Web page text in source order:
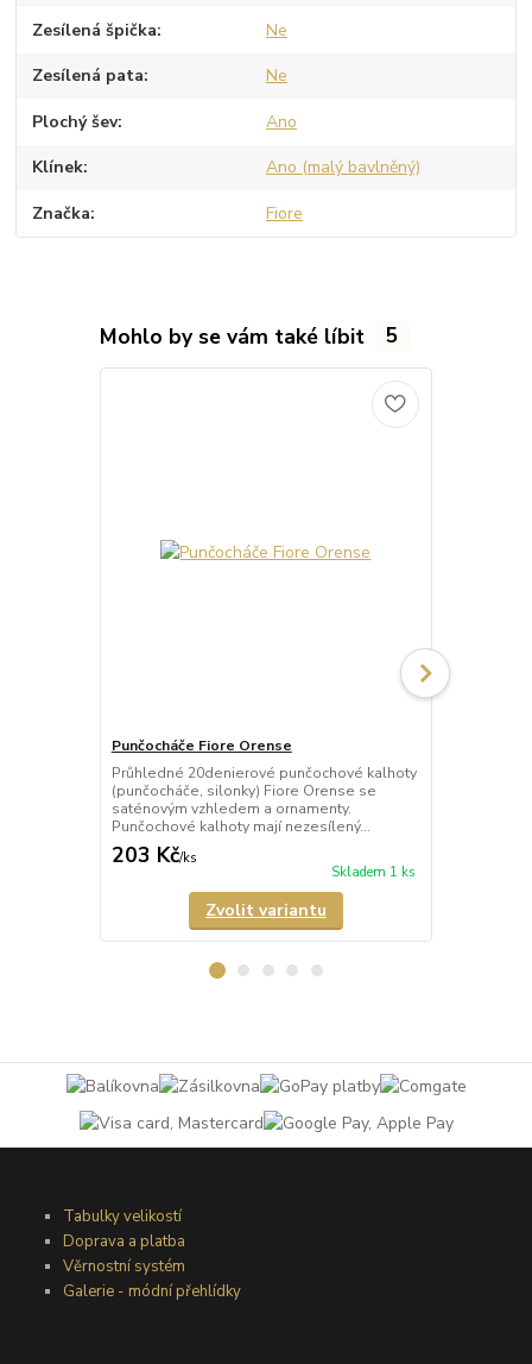
Zesílená špička Ne
Zesílená pata Ne
Plochý šev Ano
Klínek Ano (malý bavlněný)
Značka Fiore
Mohlo by se vám také líbit 5
Punčocháče Fiore Orense
Průhledné 20denierové punčochové kalhoty
(punčocháče, silonky) Fiore Orense se
saténovým vzhledem a ornamenty.
Punčochové kalhoty mají nezesílený...
203 Kč/ks
Skladem 1 ks
Zvolit variantu
Tabulky velikostí
Doprava a platba
Věrnostní systém
Galerie - módní přehlídky